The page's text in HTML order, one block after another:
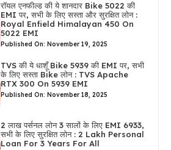
रॉयल एनफील्ड की ये शानदार Bike 5022 की
EMI पर, सभी के लिए सस्ता और सुरक्षित लोन :
Royal Enfield Himalayan 450 On
5022 EMI
Published On: November 19, 2025
TVS की ये धाशूँ Bike 5939 की EMI पर, सभी
के लिए सस्ता Bike लोन : TVS Apache
RTX 300 On 5939 EMI
Published On: November 18, 2025
2 लाख पर्सनल लोन 3 सालों के लिए EMI 6933,
सभी के लिए सुरक्षित लोन : 2 Lakh Personal
Loan For 3 Years For All